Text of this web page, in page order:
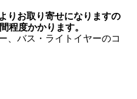
りお取り寄せになりますの
程度かかります。
、バス・ライトイヤーのコ